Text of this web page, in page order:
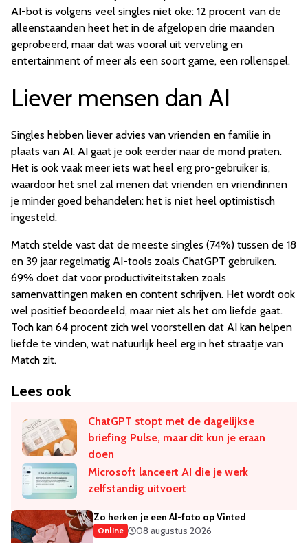
AI-bot is volgens veel singles niet oke: 12 procent van de
alleenstaanden heet het in de afgelopen drie maanden
geprobeerd, maar dat was vooral uit verveling en
entertainment of meer als een soort game, een rollenspel.
Liever mensen dan AI
Singles hebben liever advies van vrienden en familie in
plaats van AI. AI gaat je ook eerder naar de mond praten.
Het is ook vaak meer iets wat heel erg pro-gebruiker is,
waardoor het snel zal menen dat vrienden en vriendinnen
je minder goed behandelen: het is niet heel optimistisch
ingesteld.
Match stelde vast dat de meeste singles (74%) tussen de 18
en 39 jaar regelmatig AI-tools zoals ChatGPT gebruiken.
69% doet dat voor productiviteitstaken zoals
samenvattingen maken en content schrijven. Het wordt ook
wel positief beoordeeld, maar niet als het om liefde gaat.
Toch kan 64 procent zich wel voorstellen dat AI kan helpen
liefde te vinden, wat natuurlijk heel erg in het straatje van
Match zit.
Lees ook
ChatGPT stopt met de dagelijkse
briefing Pulse, maar dit kun je eraan
doen
Microsoft lanceert AI die je werk
zelfstandig uitvoert
Zo herken je een AI-foto op Vinted
Online 08 augustus 2026